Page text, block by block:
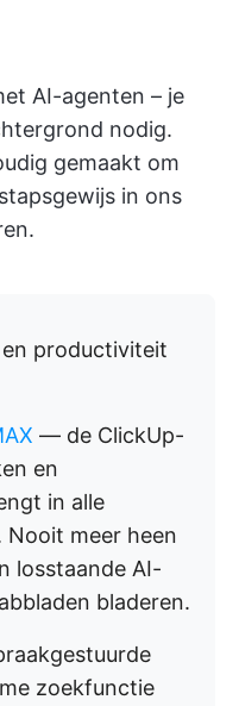
AI-agenten – je
nodig.
gemaakt om
in ons
en productiviteit
— de ClickUp-
en
in alle
meer heen
losstaande AI-
bladeren.
zoekfunctie